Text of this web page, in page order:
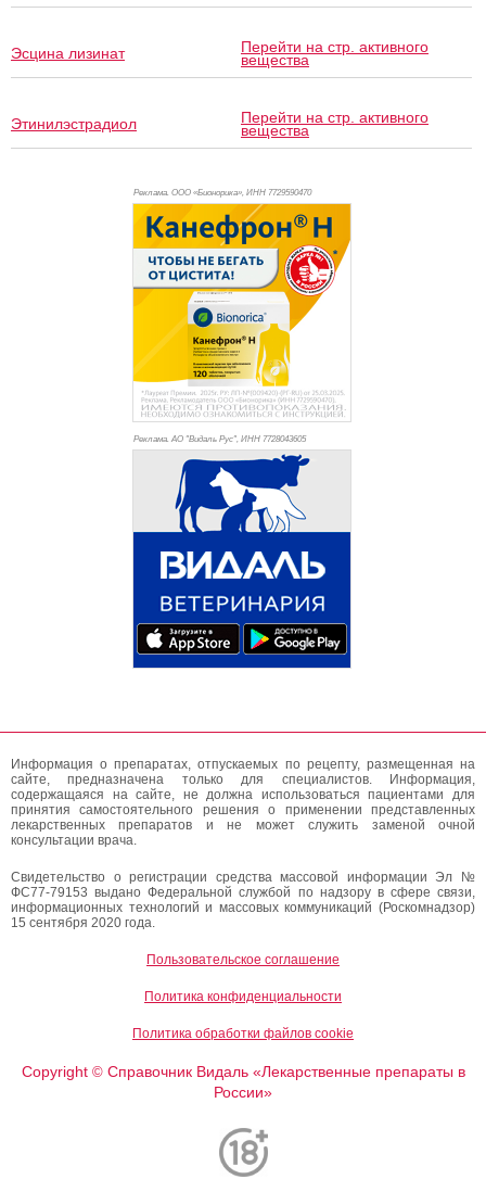
Эсцина лизинат Перейти на стр. активного
вещества
Этинилэстрадиол Перейти на стр. активного
вещества
Реклама. ООО «Бионорика», ИНН 7729590470
Реклама. АО "Видаль Рус", ИНН 7728043605
Информация о препаратах, отпускаемых по рецепту, размещенная на
сайте, предназначена только для специалистов. Информация,
содержащаяся на сайте, не должна использоваться пациентами для
принятия самостоятельного решения о применении представленных
лекарственных препаратов и не может служить заменой очной
консультации врача.
Свидетельство о регистрации средства массовой информации Эл №
ФС77-79153 выдано Федеральной службой по надзору в сфере связи,
информационных технологий и массовых коммуникаций (Роскомнадзор)
15 сентября 2020 года.
Пользовательское соглашение
Политика конфиденциальности
Политика обработки файлов cookie
Copyright ©Справочник Видаль «Лекарственные препараты в
России»